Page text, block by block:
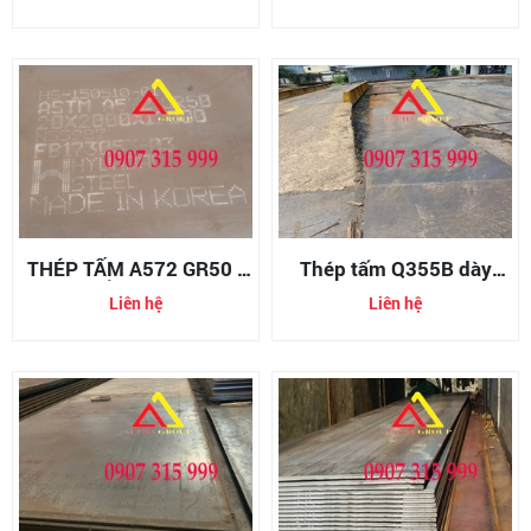
130MM140MM 150MM
THÉP TẤM A572 GR50 -
THÉP TẤM ASTM A572
GR50
Liên hệ
Thép tấm Q355B dày
10mm
Liên hệ